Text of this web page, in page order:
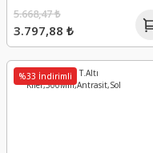
3.797,88 ₺
5.668,47 ₺
%33 İndirimli